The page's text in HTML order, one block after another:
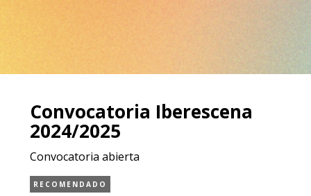
Convocatoria Iberescena
2024/2025
Convocatoria abierta
RECOMENDADO